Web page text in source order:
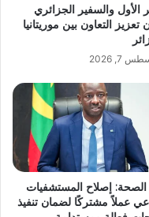
الأول والسفير الجزائري
تعزيز التعاون بين موريتانيا
7, 2026
الصحة: إصلاح المستشفيات
عملاً مشتركًا لضمان تنفيذ